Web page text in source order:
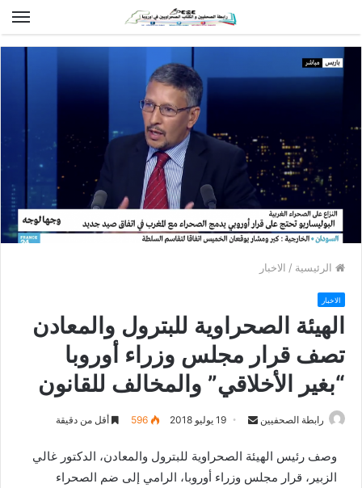
الرئيسية / الاخبار
الاخبار
الهيئة الصحراوية للبترول والمعادن
تصف قرار مجلس وزراء أوروبا
“بغير الأخلاقي” والمخالف للقانون
رابطة الصحفيين
n
d
19 يوليو 2018 596 أقل من دقيقة
وصف رئيس الهيئة الصحراوية للبترول والمعادن، الدكتور غالي
الزبير، قرار مجلس وزراء أوروبا، الرامي إلى ضم الصحراء